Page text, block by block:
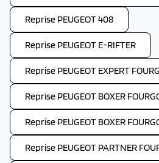
Reprise PEUGEOT 408
Reprise PEUGEOT E-RIFTER
Reprise PEUGEOT EXPERT
Reprise PEUGEOT BOXER
Reprise PEUGEOT BOXER
Reprise PEUGEOT PARTNER